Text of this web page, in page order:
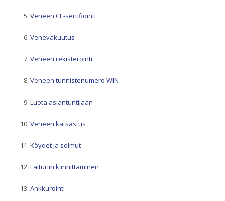
Veneen CE-sertifiointi
Venevakuutus
Veneen rekisteröinti
Veneen tunnistenumero WIN
Luota asiantuntijaan
Veneen katsastus
Köydet ja solmut
Laituriin kiinnittäminen
Ankkurointi